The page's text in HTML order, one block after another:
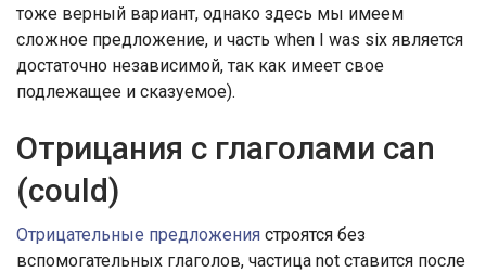
тоже верный вариант, однако здесь мы имеем
сложное предложение, и часть when I was six является
достаточно независимой, так как имеет свое
подлежащее и сказуемое).
Отрицания с глаголами can
(could)
Отрицательные предложения строятся без
вспомогательных глаголов, частица not ставится после